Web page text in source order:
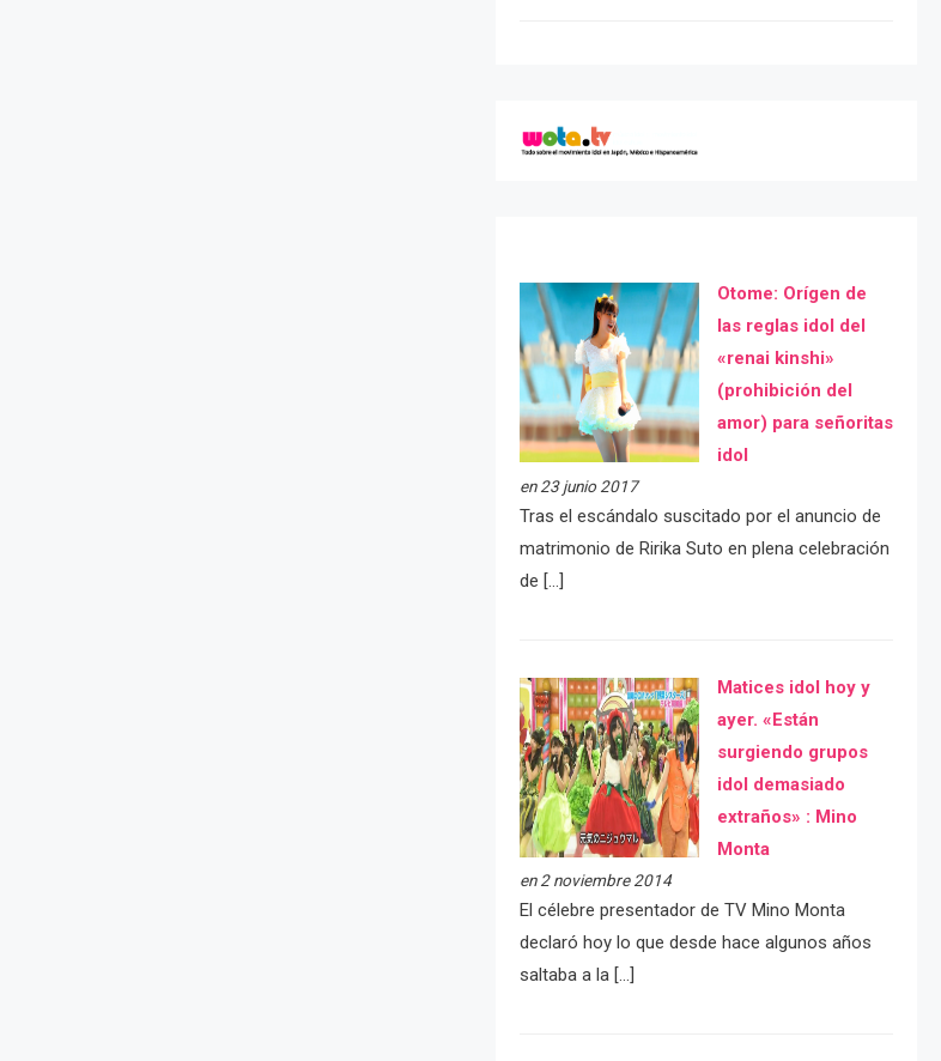
Otome: Orígen de
las reglas idol del
«renai kinshi»
(prohibición del
amor) para señoritas
idol
en 23 junio 2017
Tras el escándalo suscitado por el anuncio de
matrimonio de Ririka Suto en plena celebración
de […]
Matices idol hoy y
ayer. «Están
surgiendo grupos
idol demasiado
extraños» : Mino
Monta
en 2 noviembre 2014
El célebre presentador de TV Mino Monta
declaró hoy lo que desde hace algunos años
saltaba a la […]